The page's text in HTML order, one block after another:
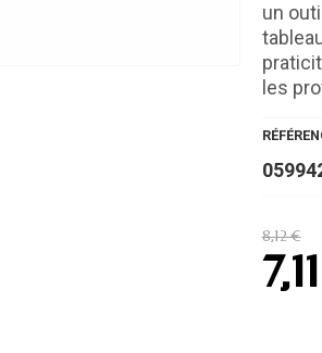
un
les
8,12 €